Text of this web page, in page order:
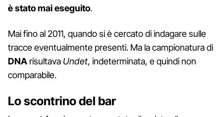
è stato mai eseguito.
Mai fino al 2011, quando si è cercato di indagare sulle
tracce eventualmente presenti. Ma la campionatura di
DNA risultava Undet, indeterminata, e quindi non
comparabile.
Lo scontrino del bar